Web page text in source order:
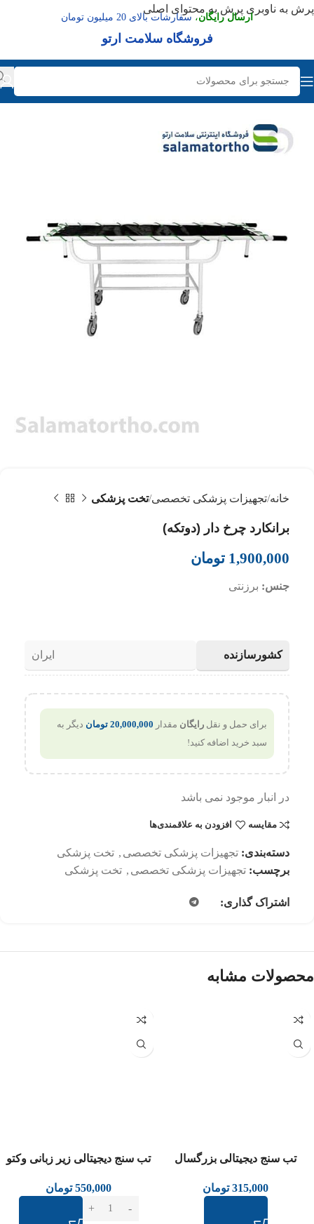
پرش به ناوبری پرش به محتوای اصلی
ارسال رایگان، سفارشات بالای 20 میلیون تومان
فروشگاه سلامت ارتو
خانه تجهیزات پزشکی تخصصی تخت پزشکی
برانکارد چرخ دار (دوتکه)
1,900,000 تومان
جنس: برزنتی
کشورسازنده ایران
برای حمل و نقل رایگان مقدار 20,000,000 تومان دیگر به
سبد خرید اضافه کنید!
در انبار موجود نمی باشد
مقایسه افزودن به علاقمندی‌ها
دسته‌بندی: تجهیزات پزشکی تخصصی , تخت پزشکی
برچسب: تجهیزات پزشکی تخصصی , تخت پزشکی
اشتراک گذاری:
محصولات مشابه
عدم موجودی
تب سنج دیجیتالی بزرگسال
315,000 تومان
تب سنج دیجیتالی زیر زبانی وکتو
550,000 تومان